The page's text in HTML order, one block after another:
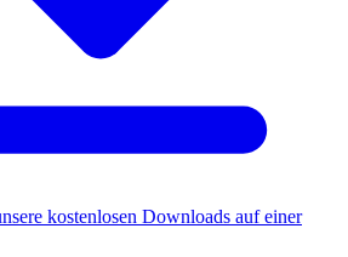
kostenlosen Downloads auf einer